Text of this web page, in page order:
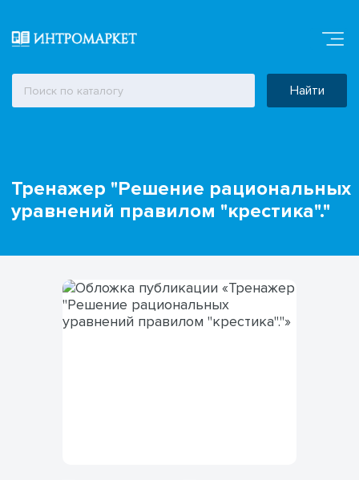
Найти
Тренажер "Решение рациональных
уравнений правилом "крестика"."